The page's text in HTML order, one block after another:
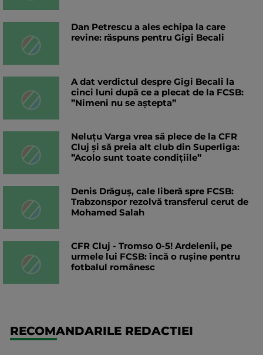
Dan Petrescu a ales echipa la care
revine: răspuns pentru Gigi Becali
A dat verdictul despre Gigi Becali la
cinci luni după ce a plecat de la FCSB:
”Nimeni nu se aștepta”
Neluțu Varga vrea să plece de la CFR
Cluj și să preia alt club din Superliga:
”Acolo sunt toate condițiile”
Denis Drăguș, cale liberă spre FCSB:
Trabzonspor rezolvă transferul cerut de
Mohamed Salah
CFR Cluj - Tromso 0-5! Ardelenii, pe
urmele lui FCSB: încă o rușine pentru
fotbalul românesc
RECOMANDARILE REDACTIEI